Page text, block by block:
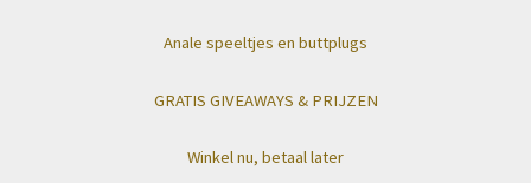
Anale speeltjes en buttplugs
GRATIS GIVEAWAYS & PRIJZEN
Winkel nu, betaal later